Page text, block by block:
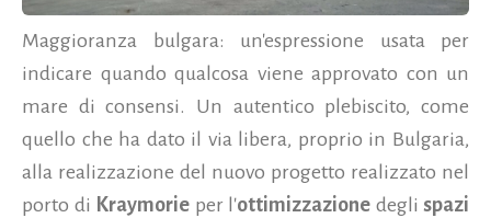
Maggioranza bulgara: un'espressione usata per
indicare quando qualcosa viene approvato con un
mare di consensi. Un autentico plebiscito, come
quello che ha dato il via libera, proprio in Bulgaria,
alla realizzazione del nuovo progetto realizzato nel
porto di Kraymorie per l'ottimizzazione degli spazi